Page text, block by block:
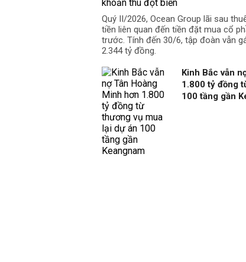
Quý II/2026, Ocean Group lãi sau
tiền liên quan đến tiền đặt mua cổ
trước. Tính đến 30/6, tập đoàn vẫn
2.344 tỷ đồng.
Kinh Bắc vẫn
1.800 tỷ đồng
100 tầng gần